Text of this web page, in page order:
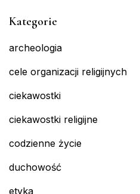
Kategorie
archeologia
cele organizacji religijnych
ciekawostki
ciekawostki religijne
codzienne życie
duchowość
etyka